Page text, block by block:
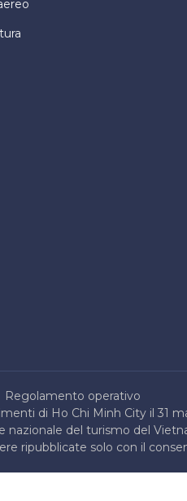
Regolamento operativo
di Ho Chi Minh City il 31
nazionale del turismo del
ripubblicate solo con il